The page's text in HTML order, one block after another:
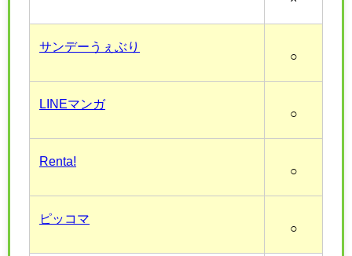
サンデーうぇぶり
○
LINEマンガ
○
Renta!
○
ピッコマ
○